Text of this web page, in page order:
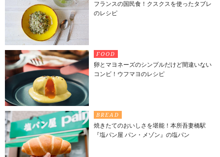
フランスの国民食！クスクスを使ったタブレ
のレシピ
FOOD
卵とマヨネーズのシンプルだけど間違いない
コンビ！ウフマヨのレシピ
BREAD
焼きたてのおいしさを堪能！本所吾妻橋駅
『塩パン屋 パン・メゾン』の塩パン